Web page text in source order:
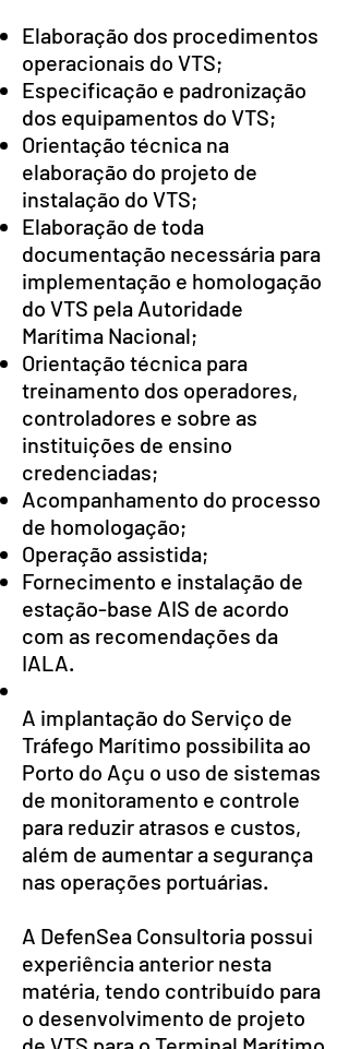
Elaboração dos procedimentos
operacionais do VTS;
Especificação e padronização
dos equipamentos do VTS;
Orientação técnica na
elaboração do projeto de
instalação do VTS;
Elaboração de toda
documentação necessária para
implementação e homologação
do VTS pela Autoridade
Marítima Nacional;
Orientação técnica para
treinamento dos operadores,
controladores e sobre as
instituições de ensino
credenciadas;
Acompanhamento do processo
de homologação;
Operação assistida;
Fornecimento e instalação de
estação-base AIS de acordo
com as recomendações da
IALA.
A implantação do Serviço de
Tráfego Marítimo possibilita ao
Porto do Açu o uso de sistemas
de monitoramento e controle
para reduzir atrasos e custos,
além de aumentar a segurança
nas operações portuárias.
A DefenSea Consultoria possui
experiência anterior nesta
matéria, tendo contribuído para
o desenvolvimento de projeto